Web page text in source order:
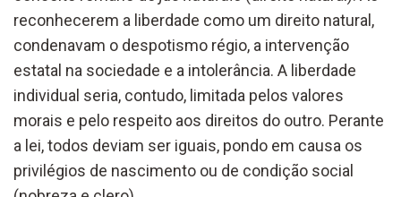
reconhecerem a liberdade como um direito natural,
condenavam o despotismo régio, a intervenção
estatal na sociedade e a intolerância. A liberdade
individual seria, contudo, limitada pelos valores
morais e pelo respeito aos direitos do outro. Perante
a lei, todos deviam ser iguais, pondo em causa os
privilégios de nascimento ou de condição social